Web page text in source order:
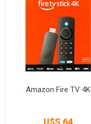
Amazon Fire TV 4K
U$S 64